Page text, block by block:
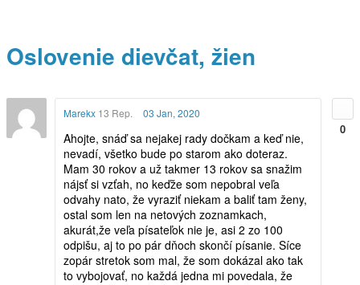
Oslovenie dievčat, žien
0
Marekx 13 Rep. 03 Jan, 2020
Ahojte, snáď sa nejakej rady dočkam a keď nie,
nevadí, všetko bude po starom ako doteraz.
Mam 30 rokov a už takmer 13 rokov sa snažim
nájsť si vzťah, no keďže som nepobral veľa
odvahy nato, že vyraziť niekam a baliť tam ženy,
ostal som len na netových zoznamkach,
akurát,že veľa písateľok nie je, asi 2 zo 100
odpišu, aj to po pár dňoch skončí písanie. Síce
zopár stretok som mal, že som dokázal ako tak
to vybojovať, no každá jedna mi povedala, že